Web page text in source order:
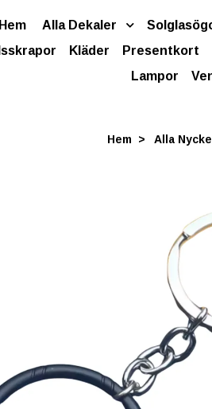
Hem Alla Dekaler
Isskrapor
Kläder Presentkort
Lampor
Hem Alla